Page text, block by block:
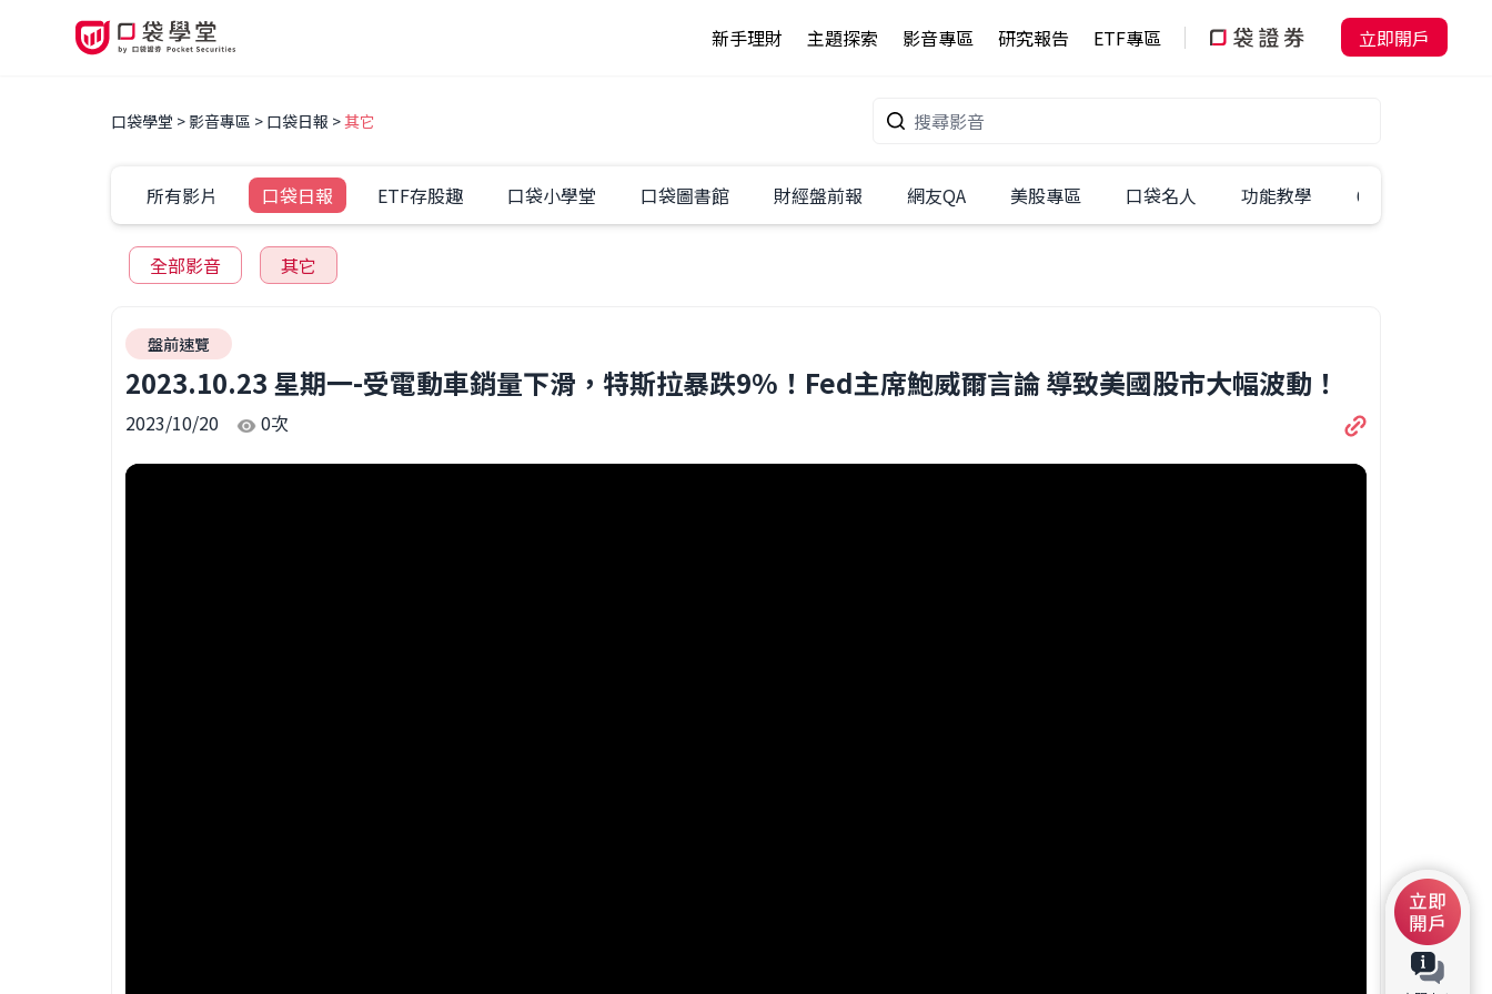
新手理財 主題探索 影音專區 研究報告 ETF專區 立即開戶
口袋學堂 影音專區 口袋日報 其它
所有影片 口袋日報 ETF存股趣 口袋小學堂 口袋圖書館 財經盤前報 網友QA 美股專區 口袋名人 功能教學 60秒學一招
全部影音 其它
盤前速覽
2023.10.23 星期一-受電動車銷量下滑，特斯拉暴跌9%！Fed主席鮑威爾言論 導致美國股市大幅波動！
2023/10/20 0次